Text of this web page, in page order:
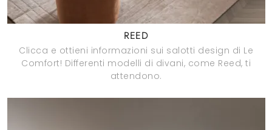
REED
Clicca e ottieni informazioni sui salotti design di Le
Comfort! Differenti modelli di divani, come Reed, ti
attendono.